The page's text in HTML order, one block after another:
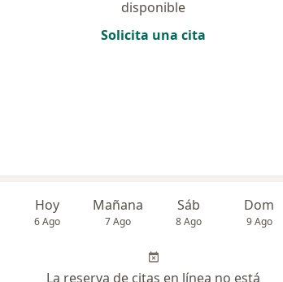
disponible
Solicita una cita
Hoy
6 Ago
Mañana
7 Ago
Sáb
8 Ago
Dom
9 Ago
La reserva de citas en línea no está